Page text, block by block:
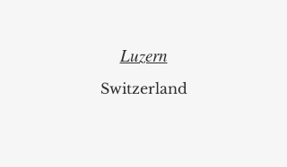
Luzern
Switzerland